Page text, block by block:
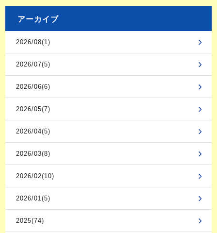
アーカイブ
2026/08(1)
2026/07(5)
2026/06(6)
2026/05(7)
2026/04(5)
2026/03(8)
2026/02(10)
2026/01(5)
2025(74)